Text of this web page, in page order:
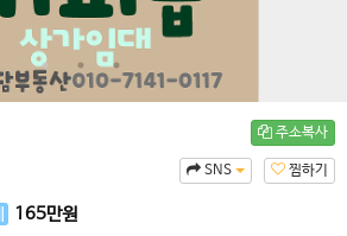
주소복사
찜하기
SNS
165만원